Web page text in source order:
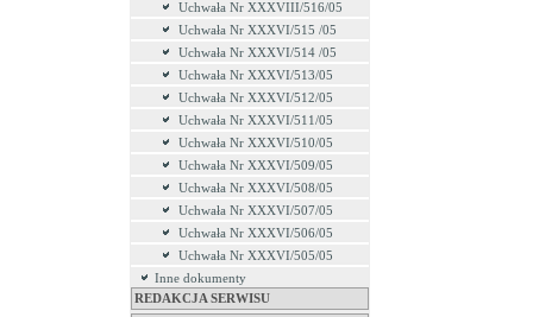
Uchwała Nr XXXVIII/516/05
Uchwała Nr XXXVI/515 /05
Uchwała Nr XXXVI/514 /05
Uchwała Nr XXXVI/513/05
Uchwała Nr XXXVI/512/05
Uchwała Nr XXXVI/511/05
Uchwała Nr XXXVI/510/05
Uchwała Nr XXXVI/509/05
Uchwała Nr XXXVI/508/05
Uchwała Nr XXXVI/507/05
Uchwała Nr XXXVI/506/05
Uchwała Nr XXXVI/505/05
Inne dokumenty
REDAKCJA SERWISU